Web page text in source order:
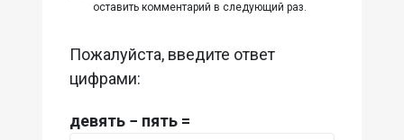
оставить комментарий в следующий раз.
Пожалуйста, введите ответ
цифрами:
девять − пять =